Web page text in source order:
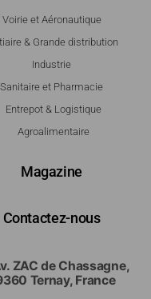
Voirie et Aéronautique
& Grande distribution
Industrie
Sanitaire et Pharmacie
Entrepot & Logistique
Agroalimentaire
Magazine
Contactez-nous
ZAC de Chassagne,
Ternay, France